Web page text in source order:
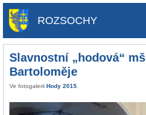
ROZSOCHY
Slavnostní „hodová“
Bartoloměje
Ve fotogalerii Hody 2015